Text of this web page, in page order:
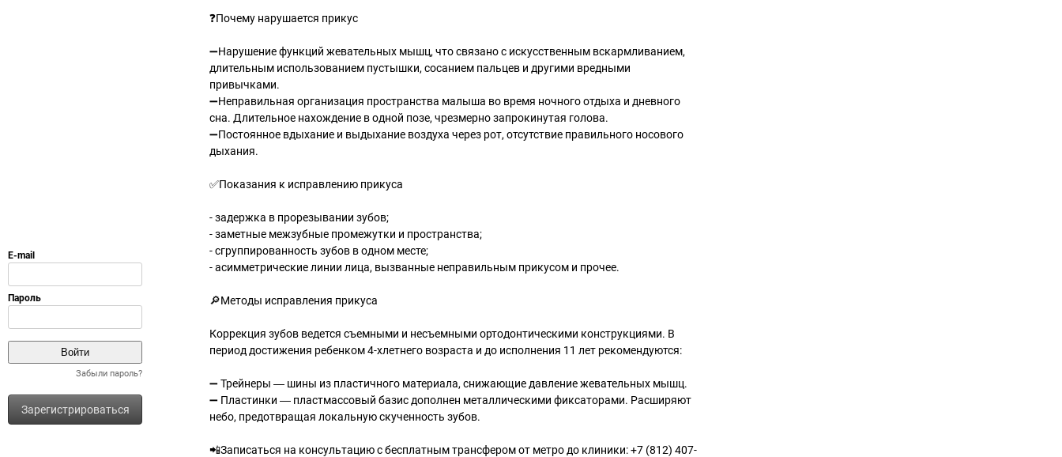
Забыли пароль?
Зарегистрироваться
❓Почему нарушается прикус
➖Нарушение функций жевательных мышц, что связано с искусственным вскармливанием,
длительным использованием пустышки, сосанием пальцев и другими вредными
привычками.
➖Неправильная организация пространства малыша во время ночного отдыха и дневного
сна. Длительное нахождение в одной позе, чрезмерно запрокинутая голова.
➖Постоянное вдыхание и выдыхание воздуха через рот, отсутствие правильного носового
дыхания.
✅Показания к исправлению прикуса
- задержка в прорезывании зубов;
- заметные межзубные промежутки и пространства;
- сгруппированность зубов в одном месте;
- асимметрические линии лица, вызванные неправильным прикусом и прочее.
🔎Методы исправления прикуса
Коррекция зубов ведется съемными и несъемными ортодонтическими конструкциями. В
период достижения ребенком 4-хлетнего возраста и до исполнения 11 лет рекомендуются:
➖ Трейнеры ― шины из пластичного материала, снижающие давление жевательных мышц.
➖ Пластинки ― пластмассовый базис дополнен металлическими фиксаторами. Расширяют
небо, предотвращая локальную скученность зубов.
📲Записаться на консультацию с бесплатным трансфером от метро до клиники: +7 (812) 407-